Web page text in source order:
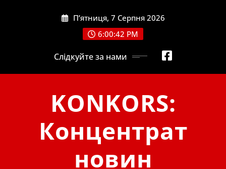
П’ятниця, 7 Серпня 2026
6:00:43 PM
Слідкуйте за нами
KONKORS:
Концентрат
новин